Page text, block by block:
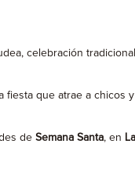
celebración
fiesta que atrae a chicos
de Semana Santa, en